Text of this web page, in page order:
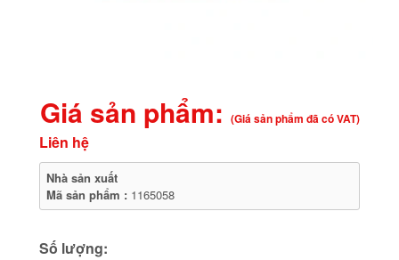
Giá sản phẩm: (Giá sản phẩm đã có VAT)
Liên hệ
Nhà sản xuất
Mã sản phẩm : 1165058
Số lượng: